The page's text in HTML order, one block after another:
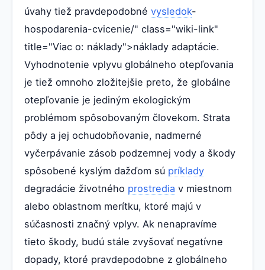
úvahy tiež pravdepodobné vysledok-
hospodarenia-cvicenie/" class="wiki-link"
title="Viac o: náklady">náklady adaptácie.
Vyhodnotenie vplyvu globálneho otepľovania
je tiež omnoho zložitejšie preto, že globálne
otepľovanie je jediným ekologickým
problémom spôsobovaným človekom. Strata
pôdy a jej ochudobňovanie, nadmerné
vyčerpávanie zásob podzemnej vody a škody
spôsobené kyslým dažďom sú príklady
degradácie životného prostredia v miestnom
alebo oblastnom merítku, ktoré majú v
súčasnosti značný vplyv. Ak nenapravíme
tieto škody, budú stále zvyšovať negatívne
dopady, ktoré pravdepodobne z globálneho